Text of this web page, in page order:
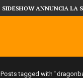
SIDESHOW ANNUNCIA LA
Posts tagged with